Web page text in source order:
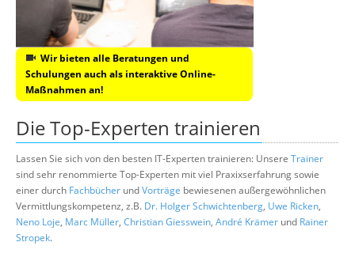
Wir bieten alle Beratungen und
Schulungen auch als interaktive Online-
Maßnahmen an!
Die Top-Experten trainieren
Lassen Sie sich von den besten IT-Experten trainieren: Unsere Trainer
sind sehr renommierte Top-Experten mit viel Praxixserfahrung sowie
einer durch Fachbücher undVorträge bewiesenen außergewöhnlichen
Vermittlungskompetenz, z.B. Dr. Holger Schwichtenberg, Uwe Ricken,
Neno Loje, Marc Müller, Christian Giesswein, André Krämer und Rainer
Stropek.